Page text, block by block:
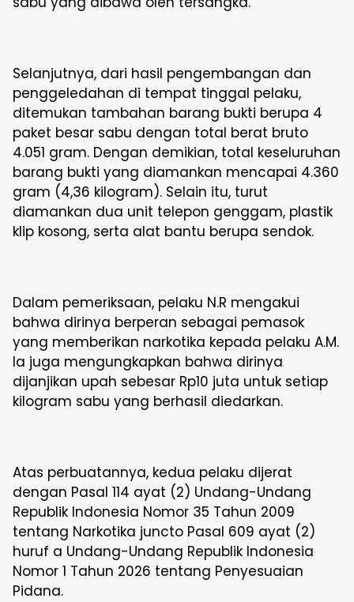
Selanjutnya, dari hasil pengembangan dan
penggeledahan di tempat tinggal pelaku,
ditemukan tambahan barang bukti berupa 4
paket besar sabu dengan total berat bruto
4.051 gram. Dengan demikian, total keseluruhan
barang bukti yang diamankan mencapai 4.360
gram (4,36 kilogram). Selain itu, turut
diamankan dua unit telepon genggam, plastik
klip kosong, serta alat bantu berupa sendok.
Dalam pemeriksaan, pelaku N.R mengakui
bahwa dirinya berperan sebagai pemasok
yang memberikan narkotika kepada pelaku A.M.
Ia juga mengungkapkan bahwa dirinya
dijanjikan upah sebesar Rp10 juta untuk setiap
kilogram sabu yang berhasil diedarkan.
Atas perbuatannya, kedua pelaku dijerat
dengan Pasal 114 ayat (2) Undang-Undang
Republik Indonesia Nomor 35 Tahun 2009
tentang Narkotika juncto Pasal 609 ayat (2)
huruf a Undang-Undang Republik Indonesia
Nomor 1 Tahun 2026 tentang Penyesuaian
Pidana.